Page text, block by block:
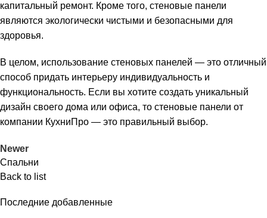
капитальный ремонт. Кроме того, стеновые панели
являются экологически чистыми и безопасными для
здоровья.
В целом, использование стеновых панелей — это отличный
способ придать интерьеру индивидуальность и
функциональность. Если вы хотите создать уникальный
дизайн своего дома или офиса, то стеновые панели от
компании КухниПро — это правильный выбор.
Newer
Спальни
Back to list
Последние добавленные